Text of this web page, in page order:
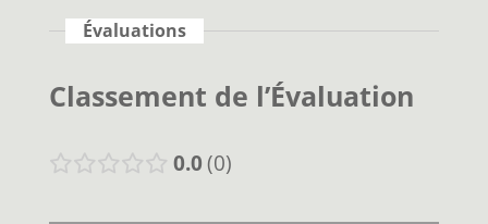
Évaluations
Classement de l’Évaluation
0.0 0